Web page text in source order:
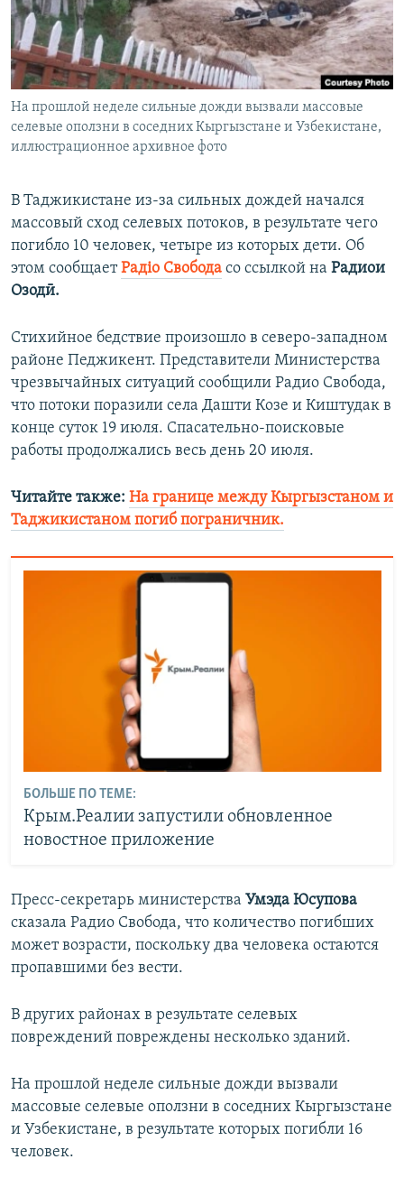
ПОБЕДИТЕЛЕЙ НЕ СУДЯТ?
КРЫМ.НЕПОКОРЕННЫЙ
ELIFBE
УКРАИНСКАЯ ПРОБЛЕМА КРЫМА
ПРИСОЕДИНЯЙТЕСЬ!
На прошлой неделе сильные дожди вызвали массовые
селевые оползни в соседних Кыргызстане и Узбекистане,
иллюстрационное архивное фото
В Таджикистане из-за сильных дождей начался
массовый сход селевых потоков, в результате чего
погибло 10 человек, четыре из которых дети. Об
этом сообщаетРадіо Свобода со ссылкой на Радиои
Озодӣ.
Стихийное бедствие произошло в северо-западном
районе Педжикент. Представители Министерства
чрезвычайных ситуаций сообщили Радио Свобода,
что потоки поразили села Дашти Козе и Киштудак в
конце суток 19 июля. Спасательно-поисковые
работы продолжались весь день 20 июля.
Читайте также: На границе между Кыргызстаном и
Таджикистаном погиб пограничник.
БОЛЬШЕ ПО ТЕМЕ:
Крым.Реалии запустили обновленное
новостное приложение
Пресс-секретарь министерства Умэда Юсупова
сказала Радио Свобода, что количество погибших
может возрасти, поскольку два человека остаются
пропавшими без вести.
В других районах в результате селевых
повреждений повреждены несколько зданий.
На прошлой неделе сильные дожди вызвали
массовые селевые оползни в соседних Кыргызстане
и Узбекистане, в результате которых погибли 16
человек.